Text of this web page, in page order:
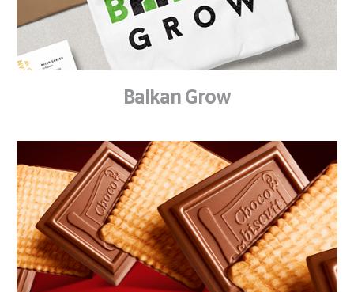
Balkan Grow